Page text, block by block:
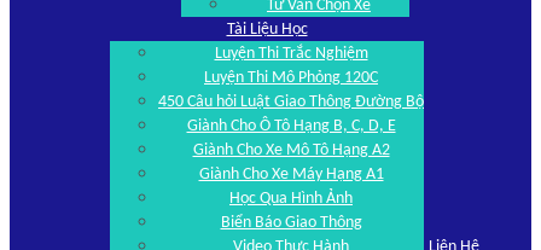
Tư Vấn Chọn Xe
Tài Liệu Học
Luyện Thi Trắc Nghiệm
Luyện Thi Mô Phỏng 120C
450 Câu hỏi Luật Giao Thông Đường Bộ
Giành Cho Ô Tô Hạng B, C, D, E
Giành Cho Xe Mô Tô Hạng A2
Giành Cho Xe Máy Hạng A1
Học Qua Hình Ảnh
Biển Báo Giao Thông